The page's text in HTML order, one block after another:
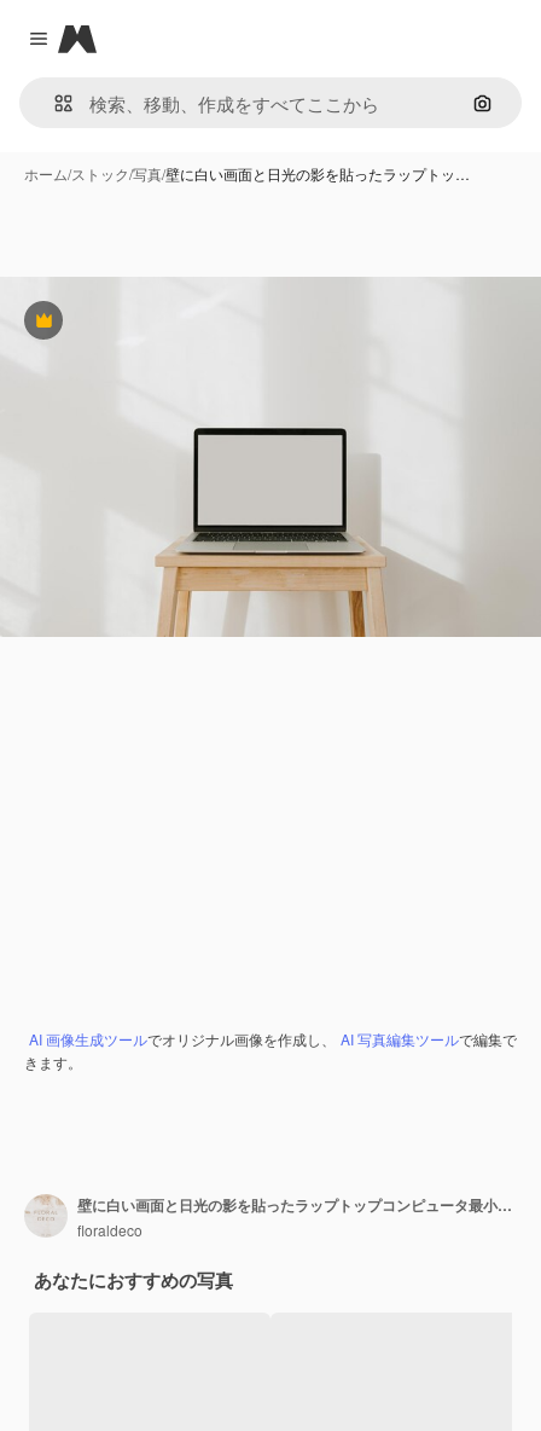
Close menu
Magnific
画像で
ホーム/ストック/写真/壁に白い画面と日光の影を貼ったラップトッ…
Premium
AI 画像生成ツールでオリジナル画像を作成し、 AI 写真編集ツールで編集で
きます。
壁に白い画面と日光の影を貼ったラップトップコンピュータ最小限のスタイルのウェブサイトオンラインショップソーシャルメディアのテンプレートモックアップコピースペース
floraldeco
あなたにおすすめの写真